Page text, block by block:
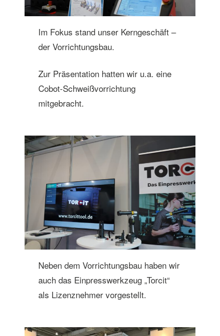
Im Fokus stand unser Kerngeschäft –
der Vorrichtungsbau.
Zur Präsentation hatten wir u.a. eine
Cobot-Schweißvorrichtung
mitgebracht.
Neben dem Vorrichtungsbau haben wir
auch das Einpresswerkzeug „Torcit“
als Lizenznehmer vorgestellt.